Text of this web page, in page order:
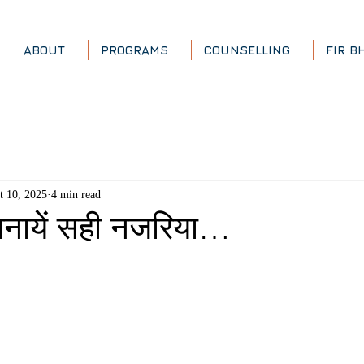
ABOUT PROGRAMS COUNSELLING FIR
सही नजरिया…
10, 2025 4 min read